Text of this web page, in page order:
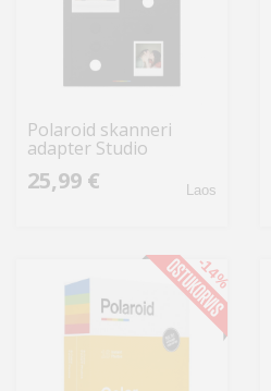
Polaroid skanneri
adapter Studio
Polaroidi fotodele
25,99 € Laos
-14%